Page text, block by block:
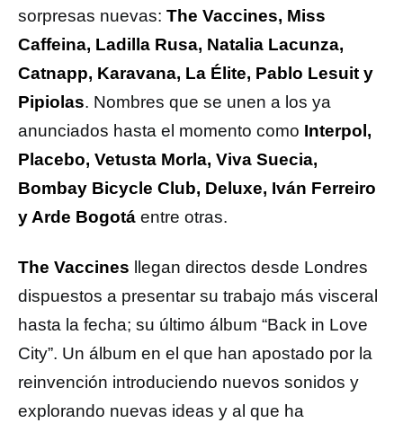
sorpresas nuevas: The Vaccines, Miss
Caffeina, Ladilla Rusa, Natalia Lacunza,
Catnapp, Karavana, La Élite, Pablo Lesuit y
Pipiolas. Nombres que se unen a los ya
anunciados hasta el momento como Interpol,
Placebo, Vetusta Morla, Viva Suecia,
Bombay Bicycle Club, Deluxe, Iván Ferreiro
y Arde Bogotá entre otras.
The Vaccines llegan directos desde Londres
dispuestos a presentar su trabajo más visceral
hasta la fecha; su último álbum “Back in Love
City”. Un álbum en el que han apostado por la
reinvención introduciendo nuevos sonidos y
explorando nuevas ideas y al que ha